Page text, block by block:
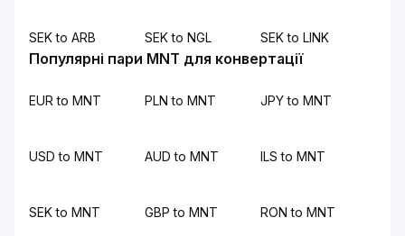
SEK to ARB SEK to NGL SEK to LINK
Популярні пари MNT для конвертації
EUR to MNT PLN to MNT JPY to MNT
USD to MNT AUD to MNT ILS to MNT
SEK to MNT GBP to MNT RON to MNT